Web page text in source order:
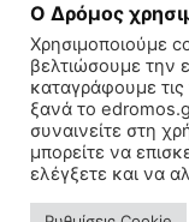
Εγγραφή
Ο Δρόμος
Χρησιμοποιούμε
βελτιώσουμε την
καταγράφουμε τις
ξανά το
συναινείτε στη
μπορείτε να
ελέγξετε και να